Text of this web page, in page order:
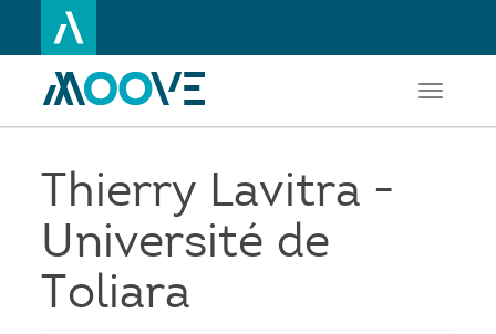
au
principal
Toggle
Thierry Lavitra -
Université de
Toliara